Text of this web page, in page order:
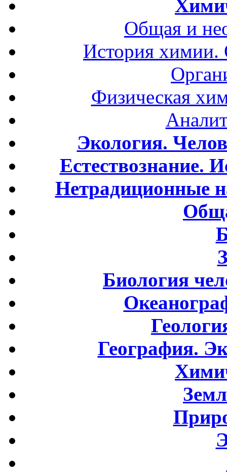
Общая и
История
Физическая
Экология.
Естествознание.
Нетрадиционные
Биология
География.